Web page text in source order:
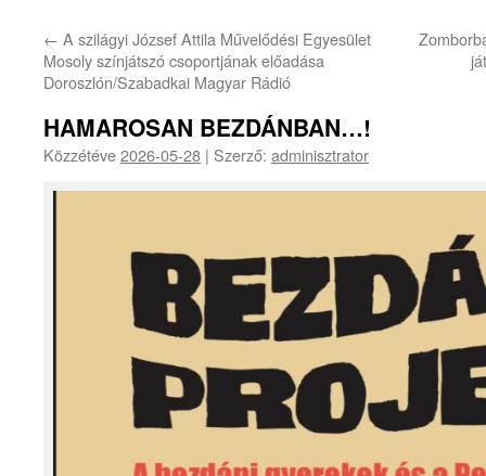
← A szilágyi József Attila Művelődési Egyesület
Mosoly színjátszó csoportjának előadása
Doroszlón/Szabadkai Magyar Rádió
HAMAROSAN BEZDÁNBAN…!
Közzétéve2026-05-28 | Szerző: adminisztrator